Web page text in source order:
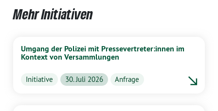
Mehr Initiativen
Umgang der Polizei mit Pressevertreter:innen im
Kontext von Versammlungen
Initiative 30. Juli 2026 Anfrage